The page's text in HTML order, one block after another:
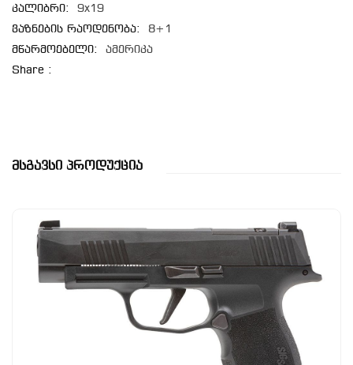
კალიბრი:
9x19
ვაზნების რაოდენობა:
8+1
მწარმოებელი:
ამერიკა
Share :
Მსგავსი Პროდუქცია